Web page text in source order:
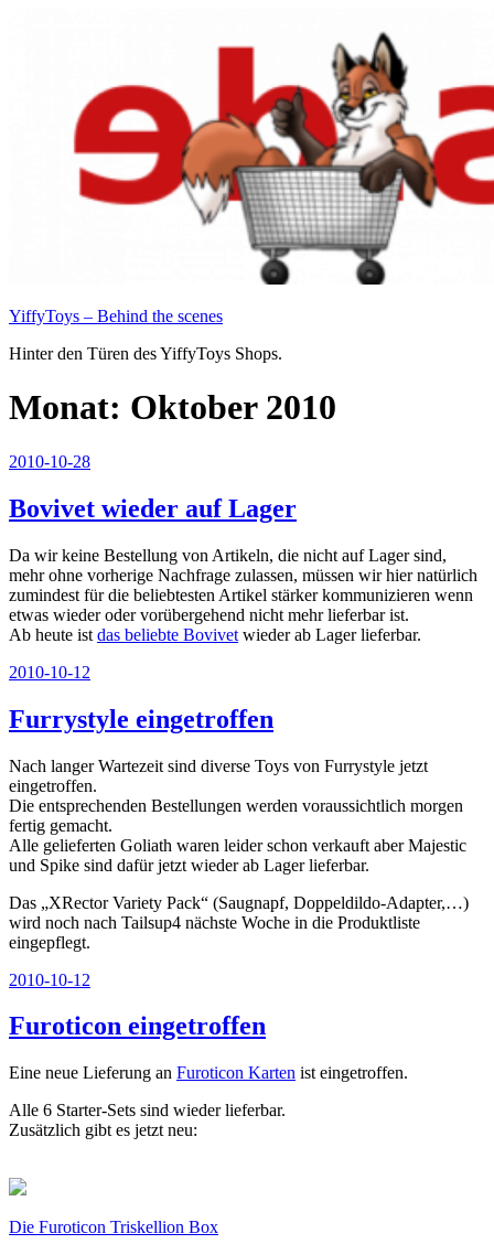
YiffyToys – Behind the scenes
Hinter den Türen des YiffyToys Shops.
Monat: Oktober 2010
Veröffentlicht
2010-10-28
Bovivet wieder auf Lager
Da wir keine Bestellung von Artikeln, die nicht auf Lager sind,
mehr ohne vorherige Nachfrage zulassen, müssen wir hier natürlich
zumindest für die beliebtesten Artikel stärker kommunizieren wenn
etwas wieder oder vorübergehend nicht mehr lieferbar ist.
Ab heute ist das beliebte Bovivet wieder ab Lager lieferbar.
Veröffentlicht
2010-10-12
Furrystyle eingetroffen
Nach langer Wartezeit sind diverse Toys von Furrystyle jetzt
eingetroffen.
Die entsprechenden Bestellungen werden voraussichtlich morgen
fertig gemacht.
Alle gelieferten Goliath waren leider schon verkauft aber Majestic
und Spike sind dafür jetzt wieder ab Lager lieferbar.
Das „XRector Variety Pack“ (Saugnapf, Doppeldildo-Adapter,…)
wird noch nach Tailsup4 nächste Woche in die Produktliste
eingepflegt.
Veröffentlicht
2010-10-12
Furoticon eingetroffen
Eine neue Lieferung an Furoticon Karten ist eingetroffen.
Alle 6 Starter-Sets sind wieder lieferbar.
Zusätzlich gibt es jetzt neu:
Die Furoticon Triskellion Box